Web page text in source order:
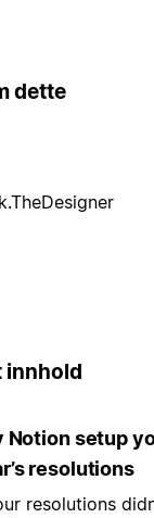
dette
innhold
Notion setup
resolutions
resolutions